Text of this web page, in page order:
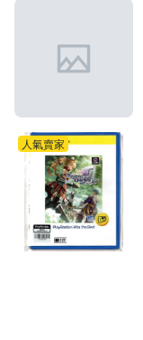
人氣賣家